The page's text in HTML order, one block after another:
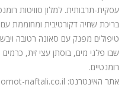
עסקית-תרבותית. למלון סוויטות
בריכת שחיה דקורטיבית ומחוממת
טיפולים מפנק עם סאונה רטובה
שבו פלגי מים, בוסתן עצי זית, כרמים
רומנטיים.
אתר האינטרנט: http://www.halomot-naftali.co.il/